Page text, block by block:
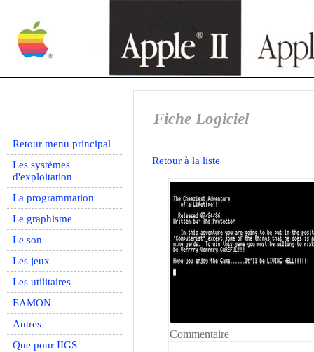
Retour menu principal
Les systèmes
d'exploitation
La programmation
Le graphisme
Le son
Les jeux
Les utilitaires
EAMON
Autres
Que pour IIGS
Fiche Logiciel
Retour à la liste
Commentaire